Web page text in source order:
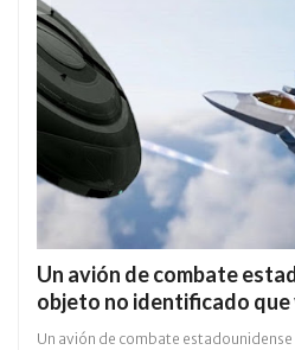
Un avión de combate
objeto no identificado
Un avión de combate